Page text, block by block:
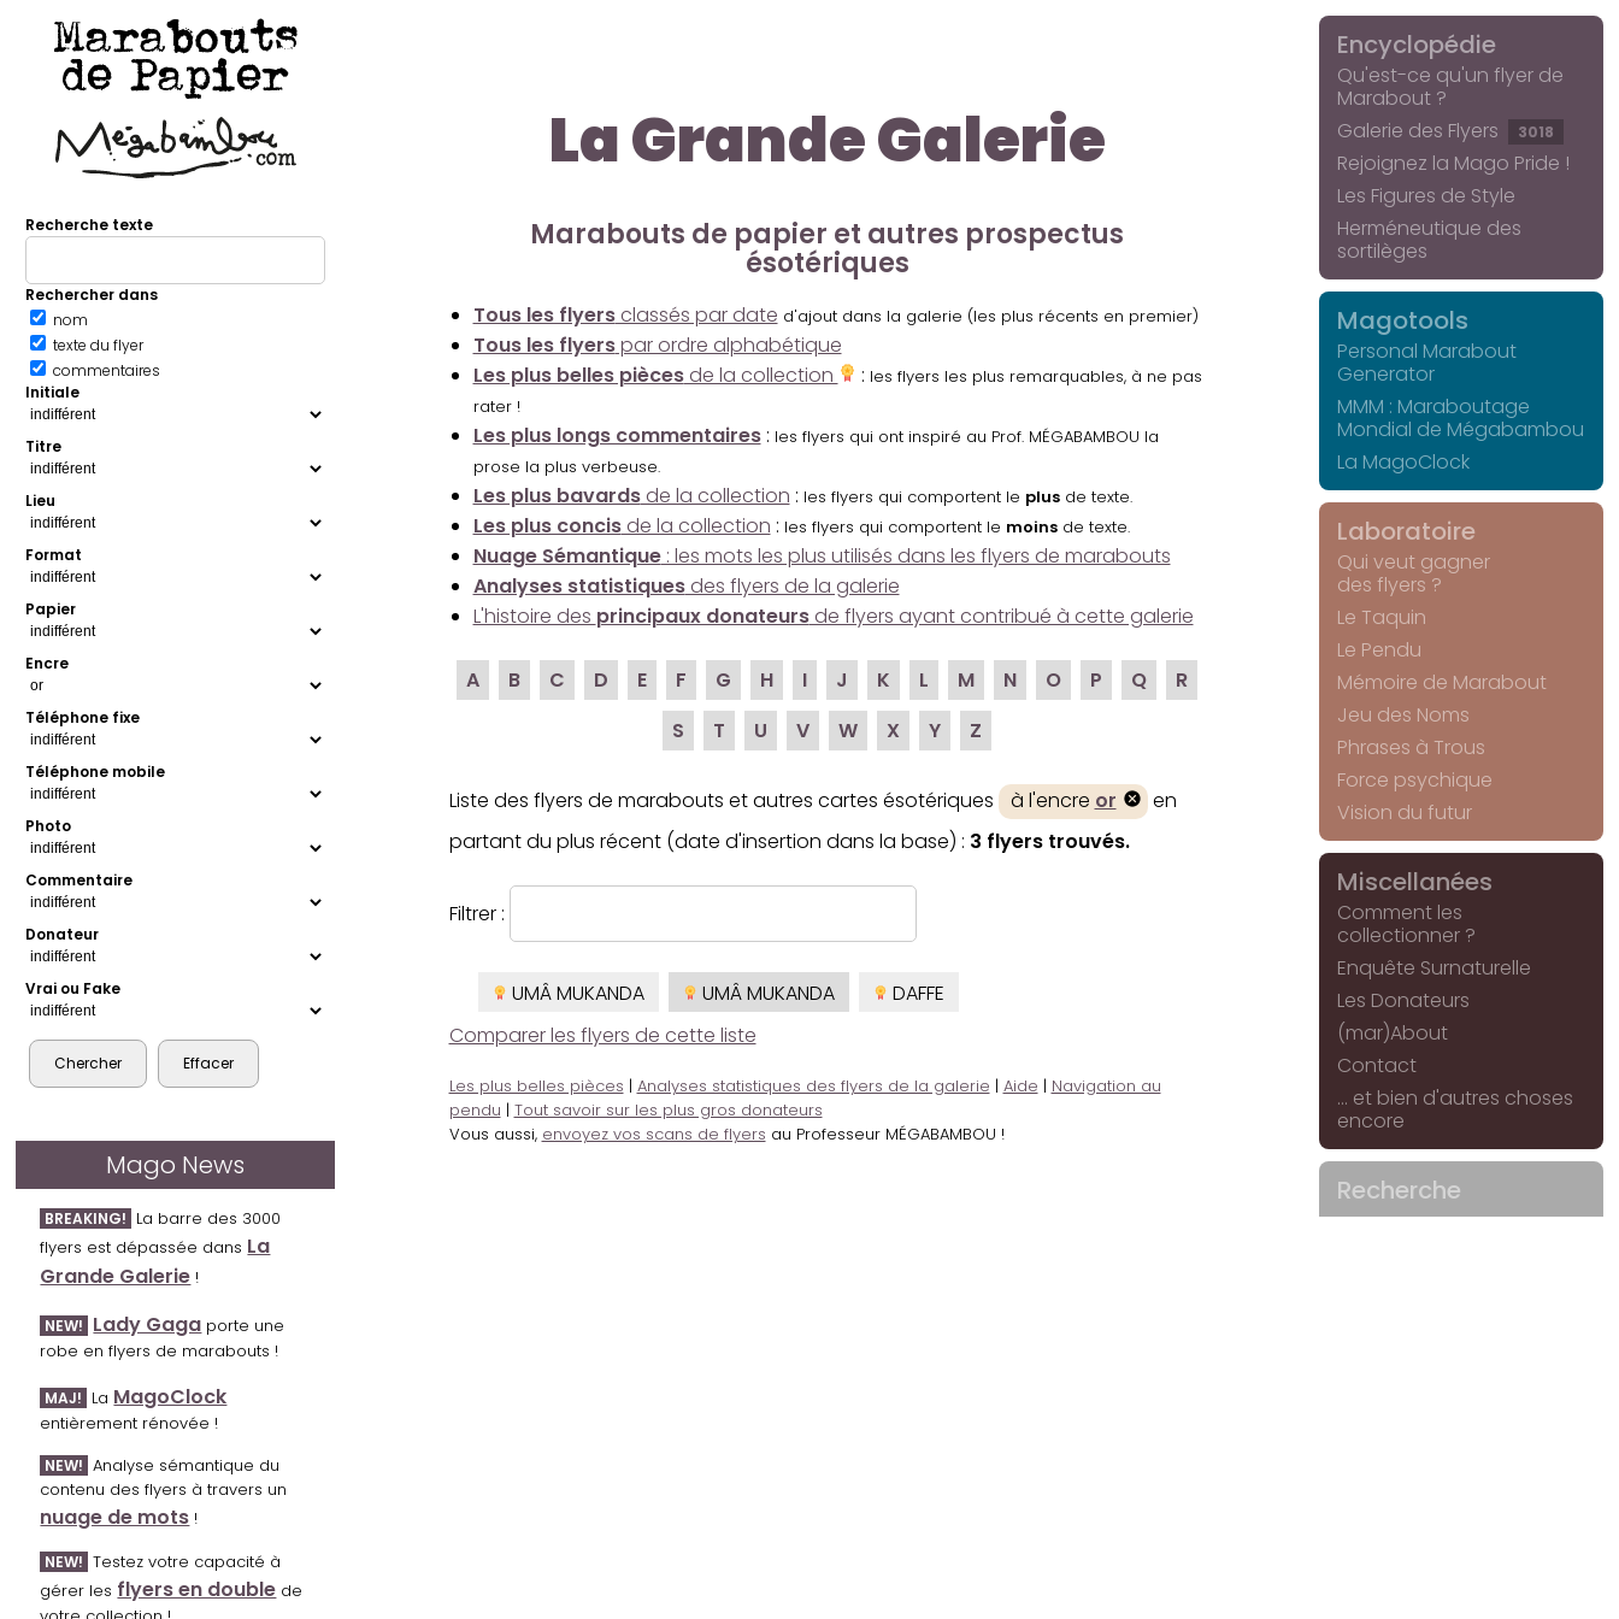
Marabouts
de Papier
Recherche texte
Rechercher dans
nom
texte du flyer
commentaires
Initiale
Titre
Lieu
Format
Papier
Encre
Téléphone fixe
Téléphone mobile
Photo
Commentaire
Donateur
Vrai ou Fake
Mago News
BREAKING! La barre des 3000
flyers est dépassée dans La
Grande Galerie !
NEW! Lady Gaga porte une
robe en flyers de marabouts !
MAJ! La MagoClock
entièrement rénovée !
NEW! Analyse sémantique du
contenu des flyers à travers un
nuage de mots !
NEW! Testez votre capacité à
gérer les flyers en double de
La Grande Galerie
Marabouts de papier et autres prospectus
ésotériques
Tous les flyersclassés par date d'ajout dans la galerie (les plus récents en premier)
Tous les flyerspar ordre alphabétique
Les plus belles piècesde la collection : les flyers les plus remarquables, à ne pas
rater !
Les plus longs commentaires: les flyers qui ont inspiré au Prof. MÉGABAMBOU la
prose la plus verbeuse.
Les plus bavardsde la collection : les flyers qui comportent le plusde texte.
Les plus concisde la collection : les flyers qui comportent le moinsde texte.
Nuage Sémantique: les mots les plus utilisés dans les flyers de marabouts
Analyses statistiquesdes flyers de la galerie
L'histoire des principaux donateursde flyers ayant contribué à cette galerie
A B C D E F G H I J K L M N O P Q
R
S
T U V W X Y Z
Liste des flyers de marabouts et autres cartes ésotériques à l'encre or
en
partant du plus récent (date d'insertion dans la base) : 3 flyers trouvés.
Filtrer :
UMÂ MUKANDA UMÂ MUKANDA
DAFFE
Comparer les flyers de cette liste
Les plus belles pièces | Analyses statistiques des flyers de la galerie | Aide | Navigation au
pendu | Tout savoir sur les plus gros donateurs
Vous aussi, envoyez vos scans de flyers au Professeur MÉGABAMBOU !
Encyclopédie
Qu'est-ce qu'un flyer de
Marabout ?
Galerie des Flyers
3018
Rejoignez la Mago Pride !
Les Figures de Style
Herméneutique des
sortilèges
Magotools
Personal Marabout
Generator
MMM : Maraboutage
Mondial de Mégabambou
La MagoClock
Laboratoire
Qui veut gagner
des flyers ?
Le Taquin
Le Pendu
Mémoire de Marabout
Jeu des Noms
Phrases à Trous
Force psychique
Vision du futur
Miscellanées
Comment les
collectionner ?
Enquête Surnaturelle
Les Donateurs
(mar)About
Contact
... et bien d'autres choses
encore
Recherche